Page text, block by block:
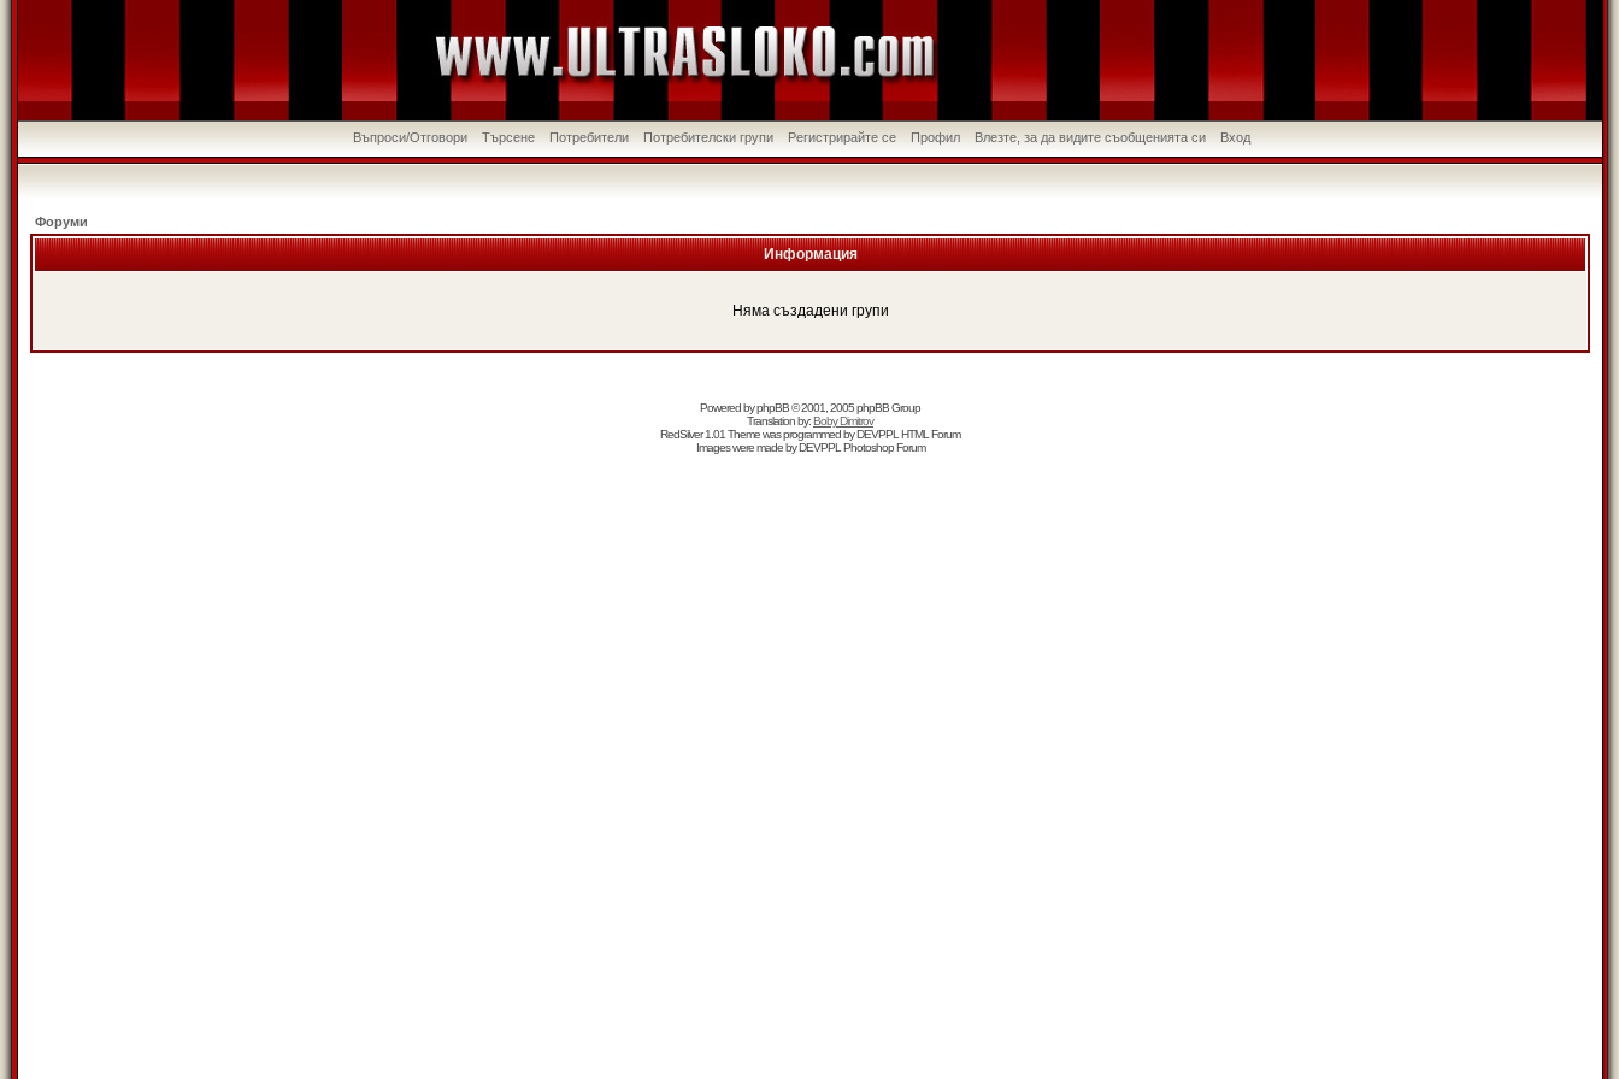
Въпроси/Отговори Търсене Потребители Потребителски групи Регистрирайте се Профил Влезте, за да видите съобщенията си Вход
Форуми
Информация
Няма създадени групи
Powered byphpBB© 2001, 2005 phpBB Group
Translation by:Boby Dimitrov
RedSilver 1.01 Theme was programmed byDEVPPL HTML Forum
Images were made byDEVPPL Photoshop Forum